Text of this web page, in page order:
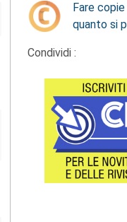
Fare
quanto si
Condividi :